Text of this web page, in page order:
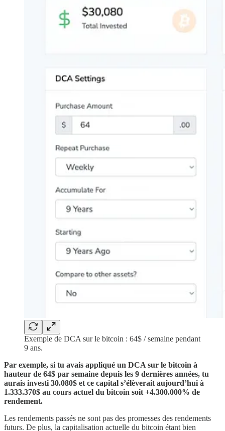
Exemple de DCA sur le bitcoin : 64$ / semaine pendant
9 ans.
Par exemple, si tu avais appliqué un DCA sur le bitcoin à
hauteur de 64$ par semaine depuis les 9 dernières années, tu
aurais investi 30.080$ et ce capital s’élèverait aujourd’hui à
1.333.370$ au cours actuel du bitcoin soit +4.300.000% de
rendement.
Les rendements passés ne sont pas des promesses des rendements
futurs. De plus, la capitalisation actuelle du bitcoin étant bien